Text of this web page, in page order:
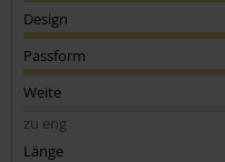
Design
Passform
Weite
zu eng
Länge